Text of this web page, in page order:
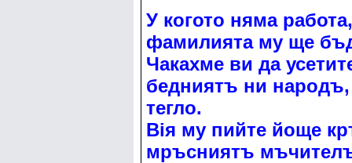
У когото няма
фамилията му ще
Чакахме ви да
бедниятъ ни
тегло.
Вiя му пийте йоще
мръсниятъ